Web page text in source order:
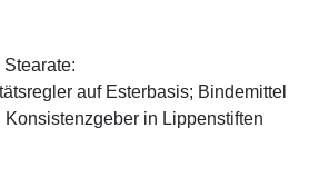
auf Esterbasis; Bindemittel
in Lippenstiften